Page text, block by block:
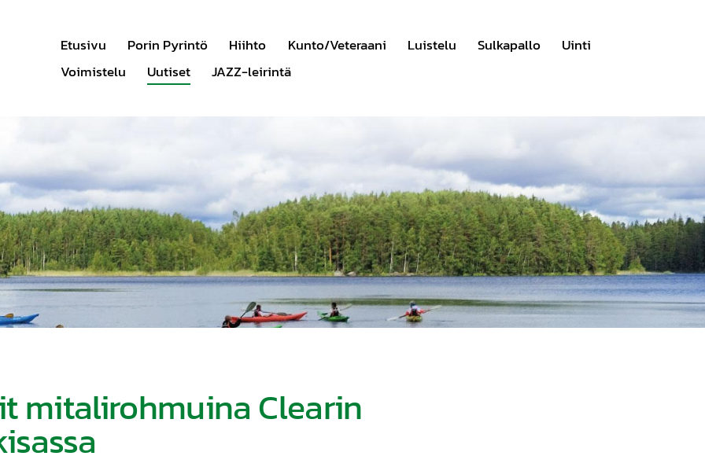
Etusivu Porin Pyrintö Hiihto Kunto/Veteraani Luistelu Sulkapallo
Uinti
Voimistelu
Uutiset JAZZ-leirintä
mitalirohmuina Clearin